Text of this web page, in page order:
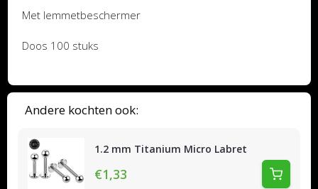
Andere kochten ook:
1.2 mm Titanium Micro Labret
€1,33
Met lemmetbeschermer
Doos 100 stuks